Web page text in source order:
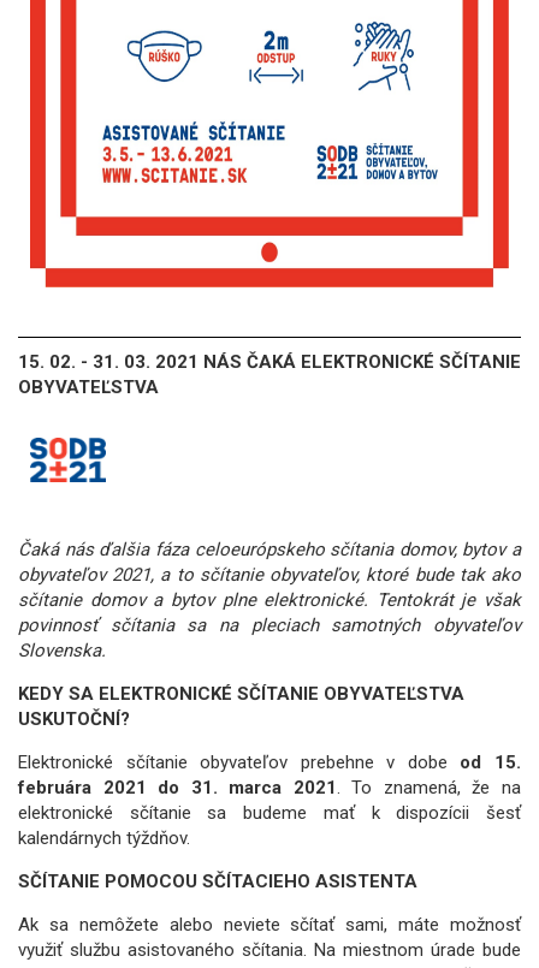
15. 02. - 31. 03. 2021 NÁS ČAKÁ ELEKTRONICKÉ SČÍTANIE
OBYVATEĽSTVA
Čaká nás ďalšia fáza celoeurópskeho sčítania domov, bytov a
obyvateľov 2021, a to sčítanie obyvateľov, ktoré bude tak ako
sčítanie domov a bytov plne elektronické. Tentokrát je však
povinnosť sčítania sa na pleciach samotných obyvateľov
Slovenska.
KEDY SA ELEKTRONICKÉ SČÍTANIE OBYVATEĽSTVA
USKUTOČNÍ?
Elektronické sčítanie obyvateľov prebehne v dobe od 15.
februára 2021 do 31. marca 2021. To znamená, že na
elektronické sčítanie sa budeme mať k dispozícii šesť
kalendárnych týždňov.
SČÍTANIE POMOCOU SČÍTACIEHO ASISTENTA
Ak sa nemôžete alebo neviete sčítať sami, máte možnosť
využiť službu asistovaného sčítania. Na miestnom úrade bude